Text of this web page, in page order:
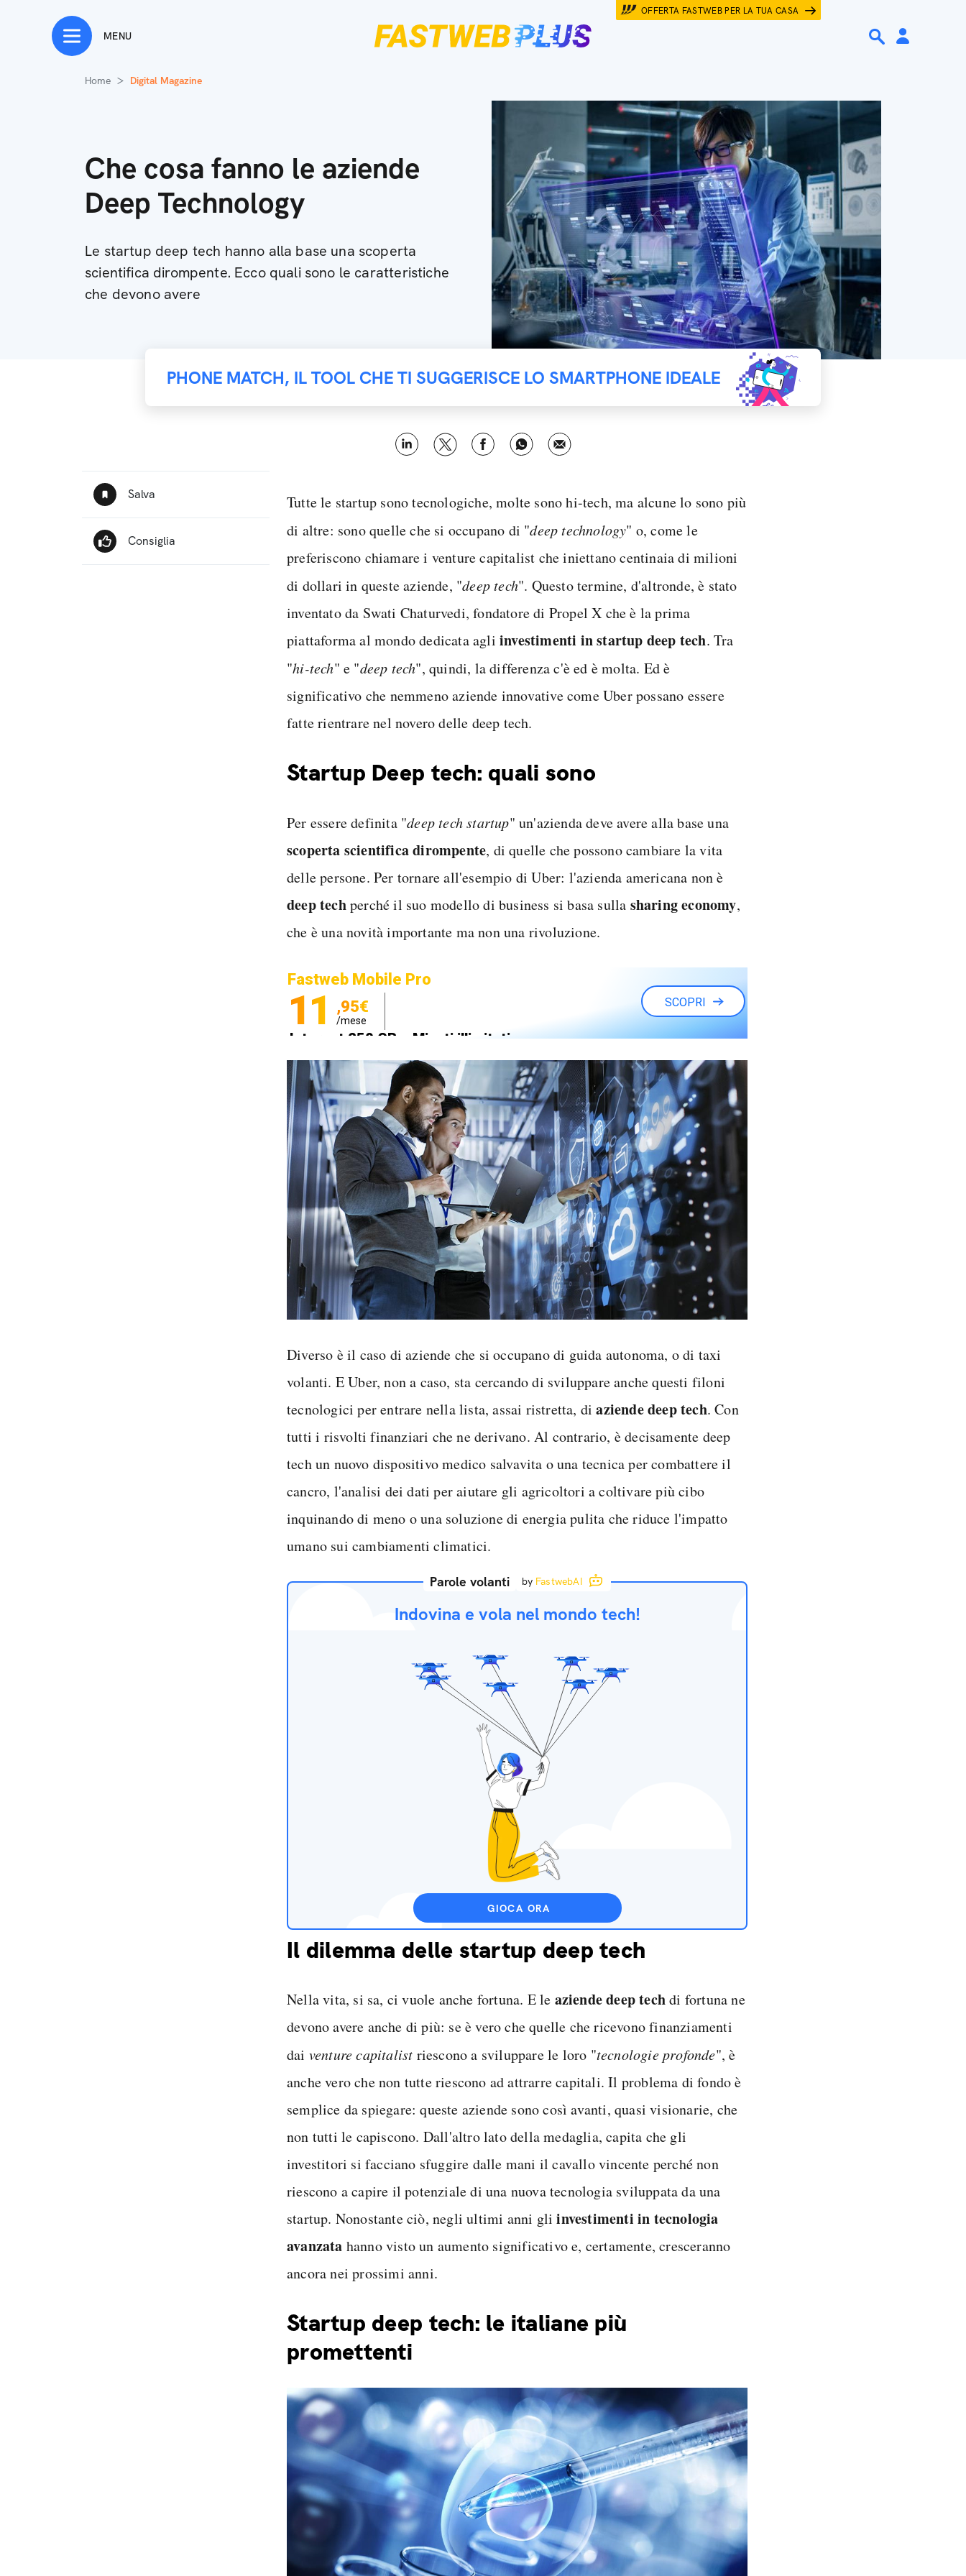
OFFERTA FASTWEB PER LA TUA CASA
MENU
Home Digital Magazine
Che cosa fanno le aziende
Deep Technology
Le startup deep tech hanno alla base una scoperta
scientifica dirompente. Ecco quali sono le caratteristiche
che devono avere
PHONE MATCH, IL TOOL CHE TI SUGGERISCE LO SMARTPHONE IDEALE
Tutte le startup sono tecnologiche, molte sono hi-tech, ma alcune lo sono più
di altre: sono quelle che si occupano di "deep technology" o, come le
preferiscono chiamare i venture capitalist che iniettano centinaia di milioni
di dollari in queste aziende, "deep tech". Questo termine, d'altronde, è stato
inventato da Swati Chaturvedi, fondatore di Propel X che è la prima
piattaforma al mondo dedicata agli investimenti in startup deep tech. Tra
"hi-tech" e "deep tech", quindi, la differenza c'è ed è molta. Ed è
significativo che nemmeno aziende innovative come Uber possano essere
fatte rientrare nel novero delle deep tech.
Startup Deep tech: quali sono
Per essere definita "deep tech startup" un'azienda deve avere alla base una
scoperta scientifica dirompente, di quelle che possono cambiare la vita
delle persone. Per tornare all'esempio di Uber: l'azienda americana non è
deep techperché il suo modello di business si basa sulla sharing economy,
che è una novità importante ma non una rivoluzione.
Fastweb Mobile Pro
11 ,95€
/mese
Internet 250 GB e Minuti illimitati
Spedizione SIM GRATIS
SCOPRI
Diverso è il caso di aziende che si occupano di guida autonoma, o di taxi
volanti. E Uber, non a caso, sta cercando di sviluppare anche questi filoni
tecnologici per entrare nella lista, assai ristretta, diaziende deep tech. Con
tutti i risvolti finanziari che ne derivano. Al contrario, è decisamente deep
tech un nuovo dispositivo medico salvavita o una tecnica per combattere il
cancro, l'analisi dei dati per aiutare gli agricoltori a coltivare più cibo
inquinando di meno o una soluzione di energia pulita che riduce l'impatto
umano sui cambiamenti climatici.
Parole volanti by FastwebAI
Indovina e vola nel mondo tech!
GIOCA ORA
Il dilemma delle startup deep tech
Nella vita, si sa, ci vuole anche fortuna. E le aziende deep techdi fortuna ne
devono avere anche di più: se è vero che quelle che ricevono finanziamenti
dai venture capitalist riescono a sviluppare le loro "tecnologie profonde", è
anche vero che non tutte riescono ad attrarre capitali. Il problema di fondo è
semplice da spiegare: queste aziende sono così avanti, quasi visionarie, che
non tutti le capiscono. Dall'altro lato della medaglia, capita che gli
investitori si facciano sfuggire dalle mani il cavallo vincente perché non
riescono a capire il potenziale di una nuova tecnologia sviluppata da una
startup. Nonostante ciò, negli ultimi anni gliinvestimenti in tecnologia
avanzata hanno visto un aumento significativo e, certamente, cresceranno
ancora nei prossimi anni.
Startup deep tech: le italiane più
promettenti